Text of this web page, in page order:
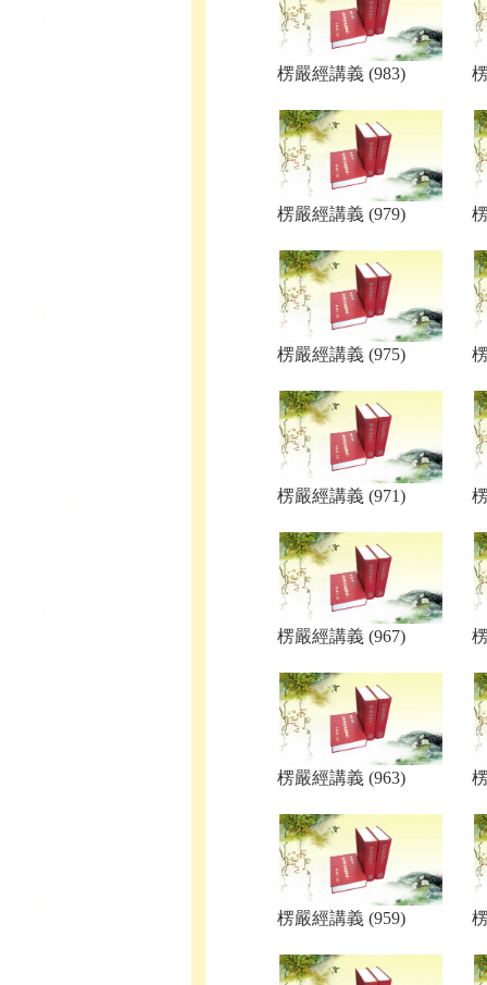
楞嚴經講義 (983)
楞嚴經講義 (979)
楞嚴經講義 (975)
楞嚴經講義 (971)
楞嚴經講義 (967)
楞嚴經講義 (963)
楞嚴經講義 (959)